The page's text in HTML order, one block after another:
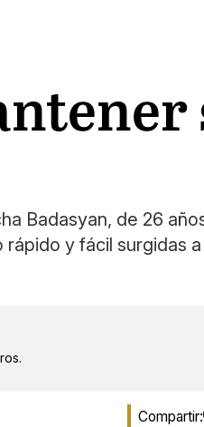
Badasyan, de 26
y fácil surgidas